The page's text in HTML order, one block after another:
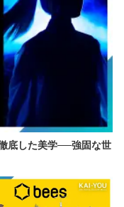
底した美学──強固な世